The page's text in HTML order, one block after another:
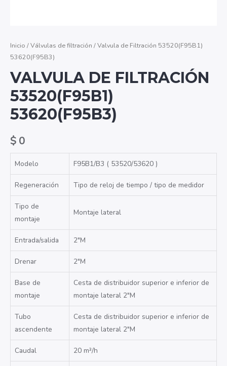
Inicio /Válvulas de filtración / Valvula de Filtración 53520(F95B1)
53620(F95B3)
VALVULA DE FILTRACIÓN
53520(F95B1)
53620(F95B3)
$ 0
Modelo F95B1/B3 ( 53520/53620 )
Regeneración Tipo de reloj de tiempo / tipo de medidor
Tipo de
montaje
Montaje lateral
Entrada/salida 2″M
Drenar 2″M
Base de
montaje
Cesta de distribuidor superior e inferior de
montaje lateral 2″M
Tubo
ascendente
Cesta de distribuidor superior e inferior de
montaje lateral 2″M
Caudal 20 m³/h